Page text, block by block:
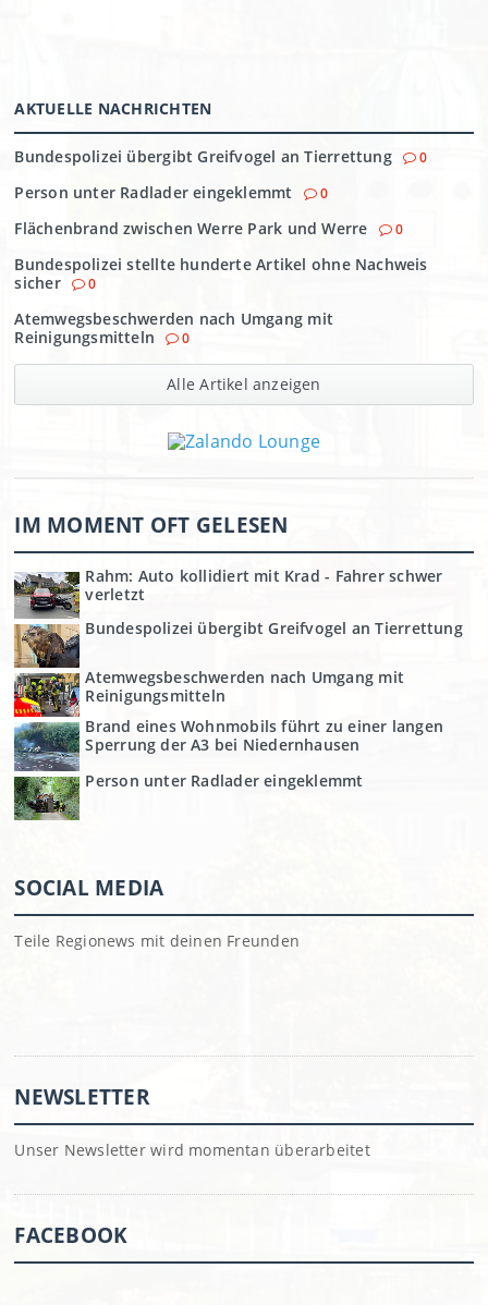
AKTUELLE NACHRICHTEN
Bundespolizei übergibt Greifvogel an Tierrettung 0
Person unter Radlader eingeklemmt 0
Flächenbrand zwischen Werre Park und Werre 0
Bundespolizei stellte hunderte Artikel ohne Nachweis
sicher
0
Atemwegsbeschwerden nach Umgang mit
Reinigungsmitteln
0
Alle Artikel anzeigen
IM MOMENT OFT GELESEN
Rahm: Auto kollidiert mit Krad - Fahrer schwer
verletzt
Bundespolizei übergibt Greifvogel an Tierrettung
Atemwegsbeschwerden nach Umgang mit
Reinigungsmitteln
Brand eines Wohnmobils führt zu einer langen
Sperrung der A3 bei Niedernhausen
Person unter Radlader eingeklemmt
SOCIAL MEDIA
Teile Regionews mit deinen Freunden
NEWSLETTER
Unser Newsletter wird momentan überarbeitet
FACEBOOK